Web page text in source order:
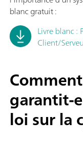
blanc gratuit :
Livre blanc :
Client/
garantit-
loi sur la